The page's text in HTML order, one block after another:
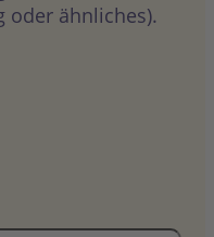
oder ähnliches).